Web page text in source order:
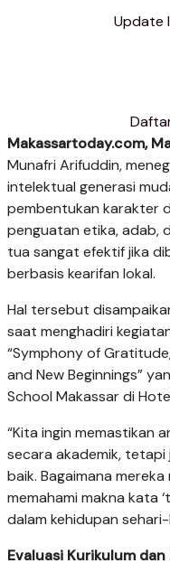
Update
Makassartoday.com,
Munafri Arifuddin,
intelektual generasi
pembentukan karakter
penguatan etika, adab,
tua sangat efektif jika
berbasis kearifan lokal.
Hal tersebut
saat menghadiri
“Symphony of
and New Beginnings”
School Makassar di
“Kita ingin memastikan
secara akademik, tetapi
baik. Bagaimana
memahami makna kata
dalam kehidupan
Evaluasi Kurikulum